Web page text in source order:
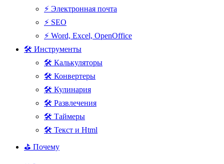
⚡ Электронная почта
⚡ SEO
⚡ Word, Excel, OpenOffice
🛠 Инструменты
🛠 Калькуляторы
🛠 Конвертеры
🛠 Кулинария
🛠 Развлечения
🛠 Таймеры
🛠 Текст и Html
⛳ Почему